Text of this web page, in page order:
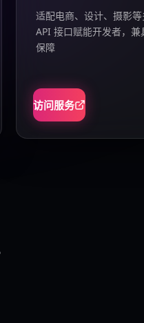
适配电商、设计、摄影
API 接口赋能开发者，
保障
访问服务